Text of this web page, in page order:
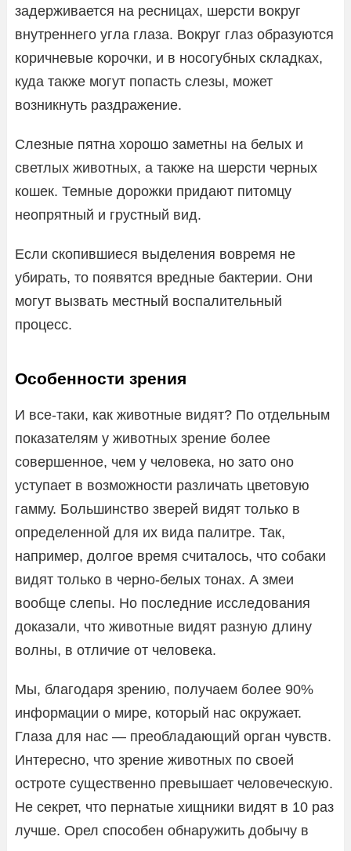
задерживается на ресницах, шерсти вокруг
внутреннего угла глаза. Вокруг глаз образуются
коричневые корочки, и в носогубных складках,
куда также могут попасть слезы, может
возникнуть раздражение.
Слезные пятна хорошо заметны на белых и
светлых животных, а также на шерсти черных
кошек. Темные дорожки придают питомцу
неопрятный и грустный вид.
Если скопившиеся выделения вовремя не
убирать, то появятся вредные бактерии. Они
могут вызвать местный воспалительный
процесс.
Особенности зрения
И все-таки, как животные видят? По отдельным
показателям у животных зрение более
совершенное, чем у человека, но зато оно
уступает в возможности различать цветовую
гамму. Большинство зверей видят только в
определенной для их вида палитре. Так,
например, долгое время считалось, что собаки
видят только в черно-белых тонах. А змеи
вообще слепы. Но последние исследования
доказали, что животные видят разную длину
волны, в отличие от человека.
Мы, благодаря зрению, получаем более 90%
информации о мире, который нас окружает.
Глаза для нас — преобладающий орган чувств.
Интересно, что зрение животных по своей
остроте существенно превышает человеческую.
Не секрет, что пернатые хищники видят в 10 раз
лучше. Орел способен обнаружить добычу в